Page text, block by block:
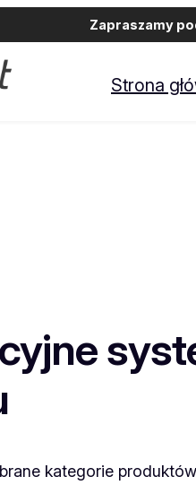
Zapraszamy
Strona
kategorie